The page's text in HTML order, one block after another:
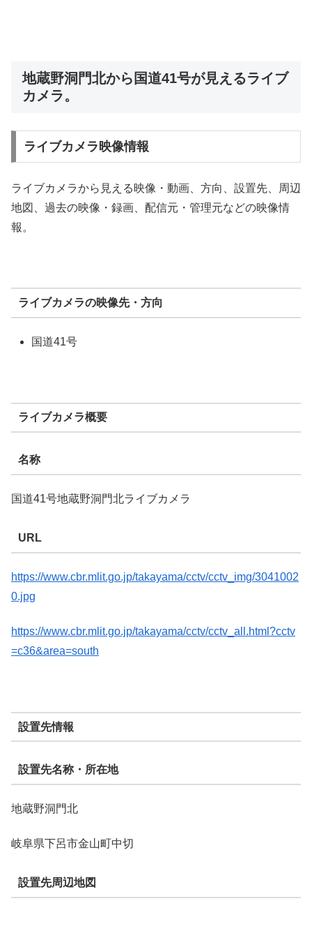
地蔵野洞門北から国道41号が見えるライブ
カメラ。
ライブカメラ映像情報
ライブカメラから見える映像・動画、方向、設置先、周辺
地図、過去の映像・録画、配信元・管理元などの映像情
報。
ライブカメラの映像先・方向
国道41号
ライブカメラ概要
名称
国道41号地蔵野洞門北ライブカメラ
URL
https://www.cbr.mlit.go.jp/takayama/cctv/cctv_img/3041002
0.jpg
https://www.cbr.mlit.go.jp/takayama/cctv/cctv_all.html?cctv
=c36&area=south
設置先情報
設置先名称・所在地
地蔵野洞門北
岐阜県下呂市金山町中切
設置先周辺地図